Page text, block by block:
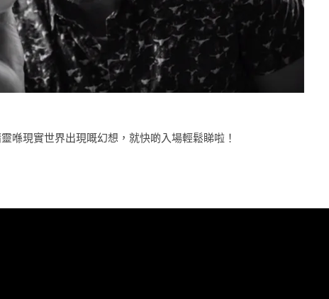
喺現實世界出現嘅幻想，就快啲入場輕鬆睇啦！